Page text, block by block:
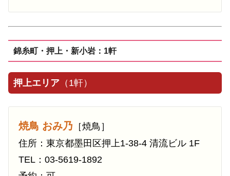
錦糸町・押上・新小岩：1軒
押上エリア （1軒）
焼鳥 おみ乃 ［焼鳥］
住所：東京都墨田区押上1-38-4 清流ビル 1F
TEL：03-5619-1892